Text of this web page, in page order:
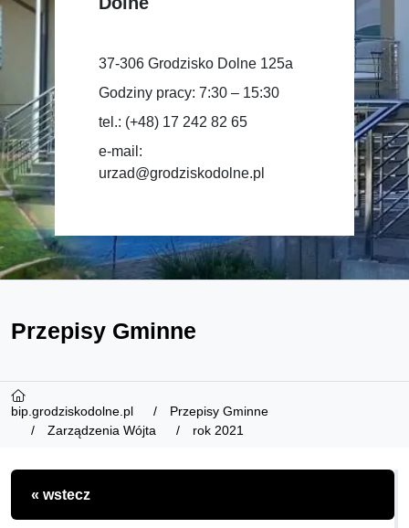
37-306 Grodzisko Dolne 125a
Godziny pracy: 7:30 – 15:30
tel.: (+48) 17 242 82 65
e-mail:
urzad@grodziskodolne.pl
Przepisy Gminne
bip.grodziskodolne.pl
Przepisy Gminne
Zarządzenia Wójta
rok 2021
« wstecz